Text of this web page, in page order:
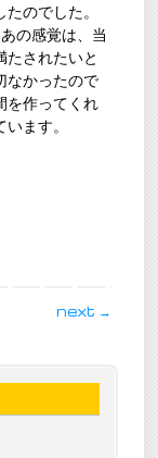
のでした。
の感覚は、当
たされたいと
なかったので
を作ってくれ
ます。
next →